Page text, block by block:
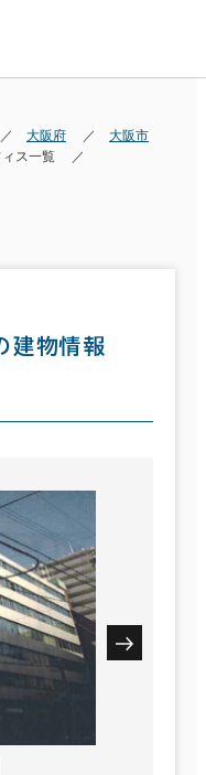
大阪府
大阪市
ス一覧
建物情報